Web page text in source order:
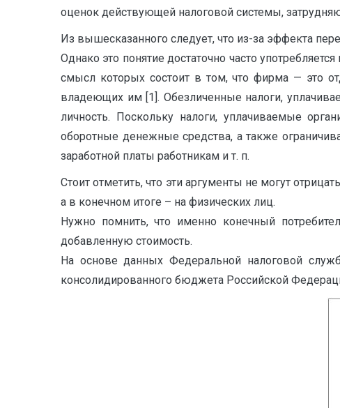
оценок действующей налоговой системы,
Из вышесказанного следует, что из-за эффекта
Однако это понятие достаточно часто
смысл которых состоит в том, что фирма — это
владеющих им [1]. Обезличенные налоги,
личность. Поскольку налоги, уплачиваемые
оборотные денежные средства, а также
заработной платы работникам и т. п.
Стоит отметить, что эти аргументы не могут
а в конечном итоге – на физических лиц.
Нужно помнить, что именно конечный
добавленную стоимость.
На основе данных Федеральной налоговой
консолидированного бюджета Российской